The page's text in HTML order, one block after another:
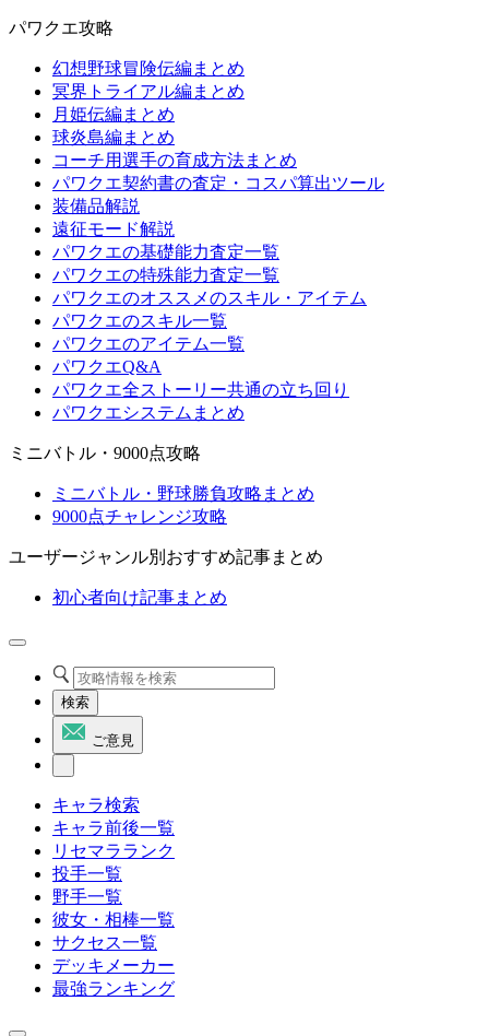
パワクエ攻略
幻想野球冒険伝編まとめ
冥界トライアル編まとめ
月姫伝編まとめ
球炎島編まとめ
コーチ用選手の育成方法まとめ
パワクエ契約書の査定・コスパ算出ツール
装備品解説
遠征モード解説
パワクエの基礎能力査定一覧
パワクエの特殊能力査定一覧
パワクエのオススメのスキル・アイテム
パワクエのスキル一覧
パワクエのアイテム一覧
パワクエQ&A
パワクエ全ストーリー共通の立ち回り
パワクエシステムまとめ
ミニバトル・9000点攻略
ミニバトル・野球勝負攻略まとめ
9000点チャレンジ攻略
ユーザージャンル別おすすめ記事まとめ
初心者向け記事まとめ
検索
ご意見
キャラ検索
キャラ前後一覧
リセマラランク
投手一覧
野手一覧
彼女・相棒一覧
サクセス一覧
デッキメーカー
最強ランキング